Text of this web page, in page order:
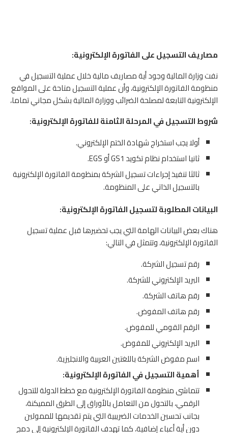
مصاريف التسجيل على الفاتورة الإلكترونية:
نفت وزارة المالية وجود أية مصاريف مالية خلال عملية التسجيل في
منظومة الفاتورة الإلكترونية، وأن عملية التسجيل متاحة على المواقع
الإلكترونية التابعة لمصلحة الضرائب ووزارة المالية بشكل مجاني تماما،
شروط التسجيل في المرحلة الثامنة للفاتورة الإلكترونية:
أولا يجب استخراج شهادة الختم الإلكتروني.
ثانيا استخدام نظام تكويد GS1 أو EGS.
ثالثا تنفيذ إجراءات تسجيل الشركة بمنظومة الفاتورة الإلكترونية
بالتسجيل الذاتي على المنظومة.
البيانات المطلوبة لتسجيل الفاتورة الإلكترونية:
هناك بعض البيانات الهامة التي يجب تحضيرها قبل عملية تسجيل
الفاتورة الإلكترونية، وتتمثل في التالي:
رقم تسجيل الشركة.
البريد الإلكتروني للشركة.
رقم هاتف الشركة.
رقم هاتف المفوض.
الرقم القومي للمفوض.
البريد الإلكتروني للمفوض.
اسم مفوض الشركة باللغتين العربية والانجليزية.
أهمية التسجيل في الفاتورة الإلكترونية:
تتماشى منظومة الفاتورة الإلكترونية مع خطط الدولة للتحول
الرقمي، بالتحول من التعامل بالأوراق إلى الطرق المميكنة،
بجانب تحسين الخدمات الضريبية التي يتم تقديمها للممولين
دون أية أعباء إضافية، كما تهدف الفاتورة الإلكترونية إلى دمج